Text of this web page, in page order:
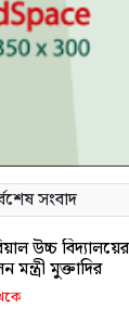
সংবাদ
উচ্চ
মুক্তাদির